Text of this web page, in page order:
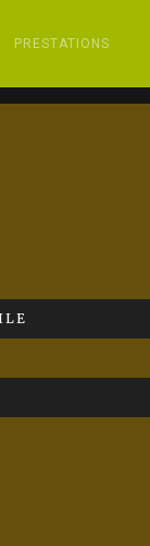
PRESTATIONS